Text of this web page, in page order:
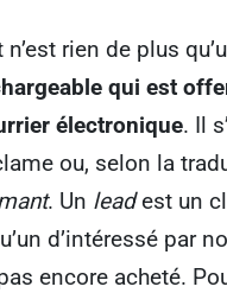
rien de plus
qui est
électronique. Il
ou, selon la
. Un leadest un
d’intéressé par
encore acheté.